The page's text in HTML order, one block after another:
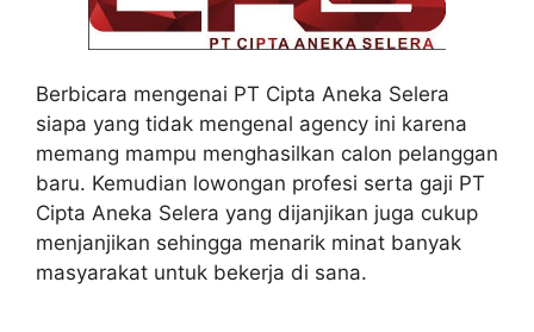
Berbicara mengenai PT Cipta Aneka Selera
siapa yang tidak mengenal agency ini karena
memang mampu menghasilkan calon pelanggan
baru. Kemudian lowongan profesi serta gaji PT
Cipta Aneka Selera yang dijanjikan juga cukup
menjanjikan sehingga menarik minat banyak
masyarakat untuk bekerja di sana.